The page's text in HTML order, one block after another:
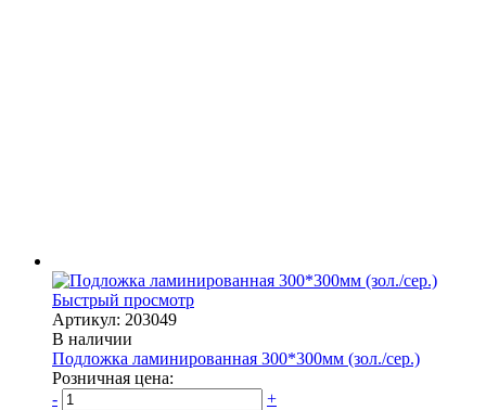
Быстрый просмотр
Артикул: 203049
В наличии
Подложка ламинированная 300*300мм (зол./сер.)
Розничная цена:
-
+